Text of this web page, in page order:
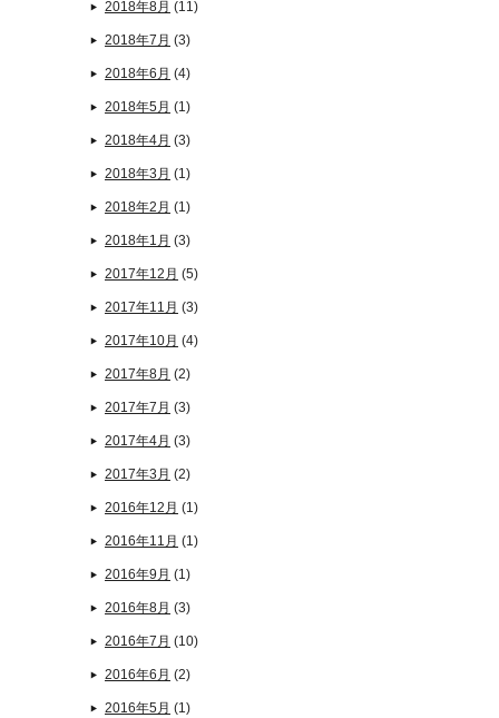
2018年8月 (11)
2018年7月 (3)
2018年6月 (4)
2018年5月 (1)
2018年4月 (3)
2018年3月 (1)
2018年2月 (1)
2018年1月 (3)
2017年12月 (5)
2017年11月 (3)
2017年10月 (4)
2017年8月 (2)
2017年7月 (3)
2017年4月 (3)
2017年3月 (2)
2016年12月 (1)
2016年11月 (1)
2016年9月 (1)
2016年8月 (3)
2016年7月 (10)
2016年6月 (2)
2016年5月 (1)